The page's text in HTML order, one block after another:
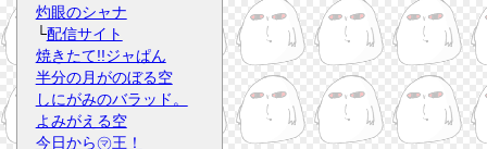
灼眼のシャナ
└配信サイト
焼きたて!!ジャぱん
半分の月がのぼる空
しにがみのバラッド。
よみがえる空
今日から㋮王！